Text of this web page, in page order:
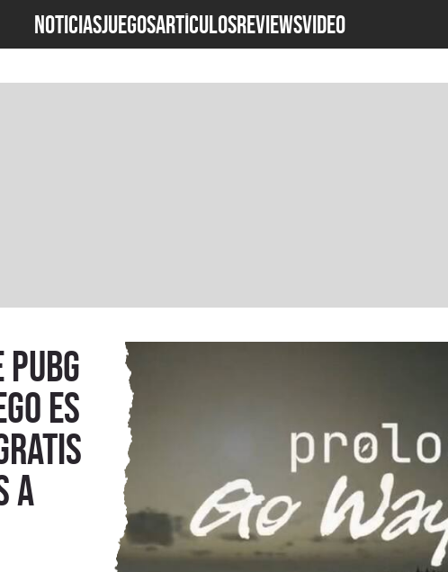
NOTICIASJUEGOSARTÍCULOSREVIEWSVideo
es
a